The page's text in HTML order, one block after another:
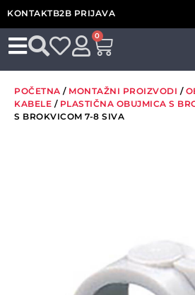
KONTAKTB2B PRIJAVA
0
POČETNA / MONTAŽNI PROIZVODI /
KABELE / PLASTIČNA OBUJMICA S
S BROKVICOM 7-8 SIVA